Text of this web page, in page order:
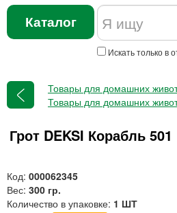
Каталог
Искать только в
Товары для домашних
Товары для домашних
Грот DEKSI Корабль 501
Код: 000062345
Вес: 300 гр.
Количество в упаковке: 1 ШТ